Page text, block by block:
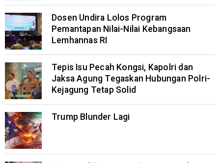
Dosen Undira Lolos Program
Pemantapan Nilai-Nilai Kebangsaan
Lemhannas RI
Tepis Isu Pecah Kongsi, Kapolri dan
Jaksa Agung Tegaskan Hubungan Polri-
Kejagung Tetap Solid
Trump Blunder Lagi